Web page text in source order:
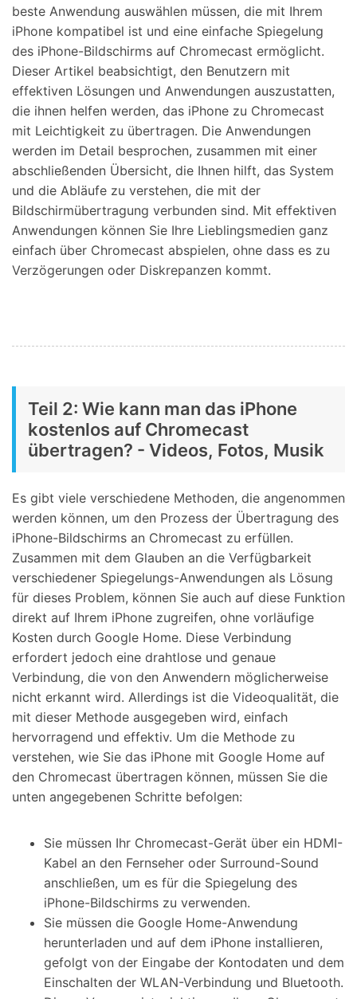
beste Anwendung auswählen müssen, die mit Ihrem
iPhone kompatibel ist und eine einfache Spiegelung
des iPhone-Bildschirms auf Chromecast ermöglicht.
Dieser Artikel beabsichtigt, den Benutzern mit
effektiven Lösungen und Anwendungen auszustatten,
die ihnen helfen werden, das iPhone zu Chromecast
mit Leichtigkeit zu übertragen. Die Anwendungen
werden im Detail besprochen, zusammen mit einer
abschließenden Übersicht, die Ihnen hilft, das System
und die Abläufe zu verstehen, die mit der
Bildschirmübertragung verbunden sind. Mit effektiven
Anwendungen können Sie Ihre Lieblingsmedien ganz
einfach über Chromecast abspielen, ohne dass es zu
Verzögerungen oder Diskrepanzen kommt.
Teil 2: Wie kann man das iPhone
kostenlos auf Chromecast
übertragen? - Videos, Fotos, Musik
Es gibt viele verschiedene Methoden, die angenommen
werden können, um den Prozess der Übertragung des
iPhone-Bildschirms an Chromecast zu erfüllen.
Zusammen mit dem Glauben an die Verfügbarkeit
verschiedener Spiegelungs-Anwendungen als Lösung
für dieses Problem, können Sie auch auf diese Funktion
direkt auf Ihrem iPhone zugreifen, ohne vorläufige
Kosten durch Google Home. Diese Verbindung
erfordert jedoch eine drahtlose und genaue
Verbindung, die von den Anwendern möglicherweise
nicht erkannt wird. Allerdings ist die Videoqualität, die
mit dieser Methode ausgegeben wird, einfach
hervorragend und effektiv. Um die Methode zu
verstehen, wie Sie das iPhone mit Google Home auf
den Chromecast übertragen können, müssen Sie die
unten angegebenen Schritte befolgen:
Sie müssen Ihr Chromecast-Gerät über ein HDMI-
Kabel an den Fernseher oder Surround-Sound
anschließen, um es für die Spiegelung des
iPhone-Bildschirms zu verwenden.
Sie müssen die Google Home-Anwendung
herunterladen und auf dem iPhone installieren,
gefolgt von der Eingabe der Kontodaten und dem
Einschalten der WLAN-Verbindung und Bluetooth.